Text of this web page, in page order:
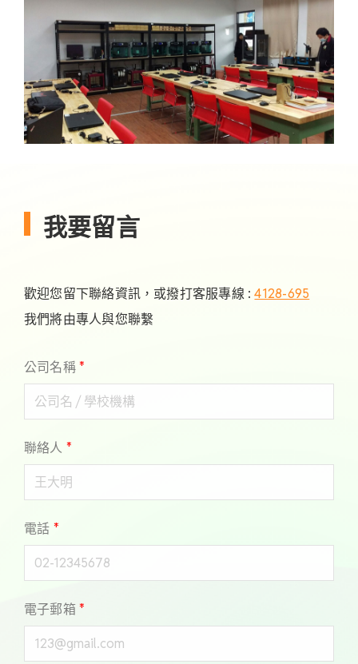
我要留言
歡迎您留下聯絡資訊，或撥打客服專線 :4128-695
我們將由專人與您聯繫
公司名稱*
聯絡人 *
電話 *
電子郵箱*